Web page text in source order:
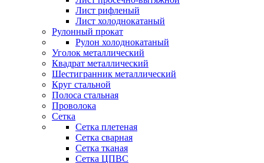
Лист рифленый
Лист холоднокатаный
Рулонный прокат
Рулон холоднокатаный
Уголок металлический
Квадрат металлический
Шестигранник металлический
Круг стальной
Полоса стальная
Проволока
Сетка
Сетка плетеная
Сетка сварная
Сетка тканая
Сетка ЦПВС